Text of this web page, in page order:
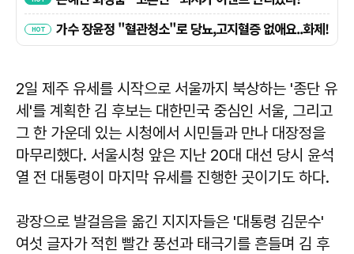
2일 제주 유세를 시작으로 서울까지 북상하는 '종단 유
세'를 계획한 김 후보는 대한민국 중심인 서울, 그리고
그 한 가운데 있는 시청에서 시민들과 만나 대장정을
마무리했다. 서울시청 앞은 지난 20대 대선 당시 윤석
열 전 대통령이 마지막 유세를 진행한 곳이기도 하다.
광장으로 발걸음을 옮긴 지지자들은 '대통령 김문수'
여섯 글자가 적힌 빨간 풍선과 태극기를 흔들며 김 후